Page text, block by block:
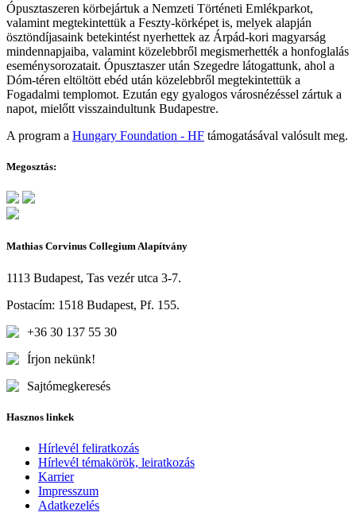
Ópusztaszeren körbejártuk a Nemzeti Történeti Emlékparkot,
valamint megtekintettük a Feszty-körképet is, melyek alapján
ösztöndíjasaink betekintést nyerhettek az Árpád-kori magyarság
mindennapjaiba, valamint közelebbről megismerhették a honfoglalás
eseménysorozatait. Ópusztaszer után Szegedre látogattunk, ahol a
Dóm-téren eltöltött ebéd után közelebbről megtekintettük a
Fogadalmi templomot. Ezután egy gyalogos városnézéssel zártuk a
napot, mielőtt visszaindultunk Budapestre.
A program a Hungary Foundation - HF támogatásával valósult meg.
Megosztás:
Mathias Corvinus Collegium Alapítvány
1113 Budapest, Tas vezér utca 3-7.
Postacím: 1518 Budapest, Pf. 155.
+36 30 137 55 30
Írjon nekünk!
Sajtómegkeresés
Hasznos linkek
Hírlevél feliratkozás
Hírlevél témakörök, leiratkozás
Karrier
Impresszum
Adatkezelés